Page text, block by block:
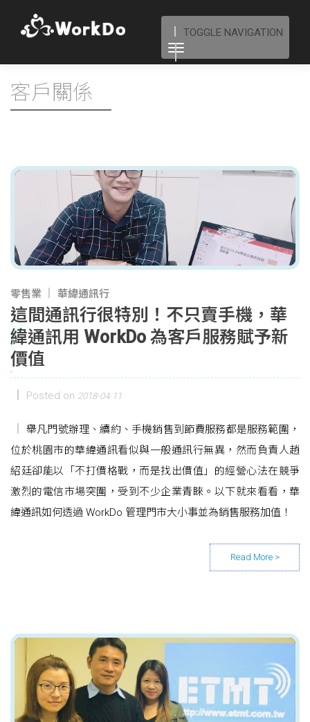
TOGGLE NAVIGATION
客戶關係
零售業 華緯通訊行
這間通訊行很特別！不只賣手機，華
緯通訊用 WorkDo 為客戶服務賦予新
價值
Posted on 2018-04-11
舉凡門號辦理、續約、手機銷售到節費服務都是服務範圍，
位於桃園市的華緯通訊看似與一般通訊行無異，然而負責人趙
紹廷卻能以「不打價格戰，而是找出價值」的經營心法在競爭
激烈的電信市場突圍，受到不少企業青睞。以下就來看看，華
緯通訊如何透過 WorkDo 管理門市大小事並為銷售服務加值！